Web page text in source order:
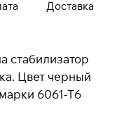
Доставка
стабилизатор
Цвет черный
6061-T6